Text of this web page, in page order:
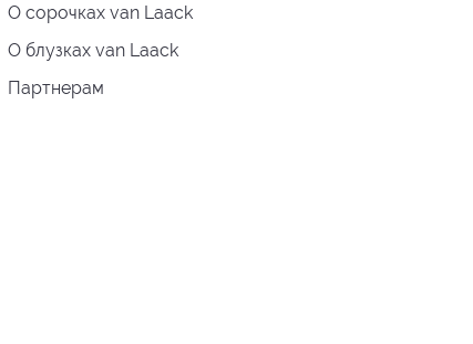
О сорочках van Laack
О блузках van Laack
Партнерам